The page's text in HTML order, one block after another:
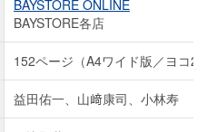
BAYSTORE ONLINE
BAYSTORE各店
152ページ（A4ワイド版／ヨコ
益田佑一、山﨑康司、小林寿